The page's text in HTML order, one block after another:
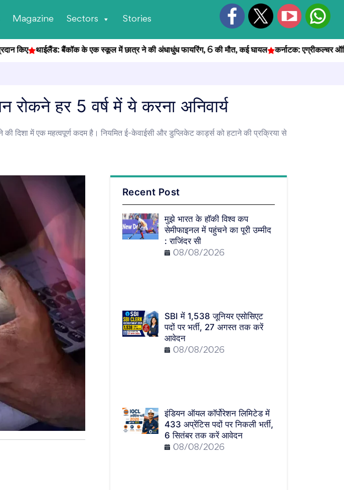
Magazine Sectors Stories
थाईलैंड: बैंकॉक के एक स्कूल में छात्र ने की अंधाधुंध फायरिंग, 6 की मौत, कई घायल कर्नाटक: एग्रीकल्चर ऑफिसर
रोकने हर 5 वर्ष में ये करना अनिवार्य
दिशा में एक महत्वपूर्ण कदम है। नियमित ई-केवाईसी और डुप्लिकेट कार्ड्स को हटाने की प्रक्रिया से
Recent Post
मुझे भारत के हॉकी विश्व कप
सेमीफाइनल में पहुंचने का पूरी उम्मीद
: राजिंदर सी
08/08/2026
SBI में 1,538 जूनियर एसोसिएट
पदों पर भर्ती, 27 अगस्त तक करें
आवेदन
08/08/2026
इंडियन ऑयल कॉर्पोरेशन लिमिटेड में
433 अप्रेंटिस पदों पर निकली भर्ती,
6 सितंबर तक करें आवेदन
08/08/2026